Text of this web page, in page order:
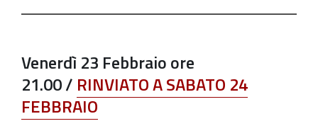
Binario
Venerdì23 Febbraioore
21.00/ RINVIATO A SABATO 24
FEBBRAIO